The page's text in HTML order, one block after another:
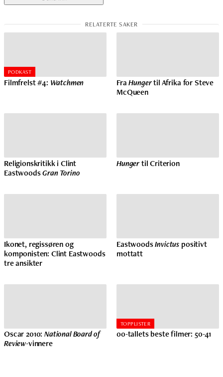
PODKAST
Filmfrelst #4: Watchmen FraHungertil Afrika for Steve
McQueen
Religionskritikk i Clint
EastwoodsGran Torino
Hungertil Criterion
Ikonet, regissøren og
komponisten: Clint Eastwoods
tre ansikter
EastwoodsInvictus positivt
mottatt
Oscar 2010:National Board of
Review-vinnere
TOPPLISTER
00-tallets beste filmer: 50-41